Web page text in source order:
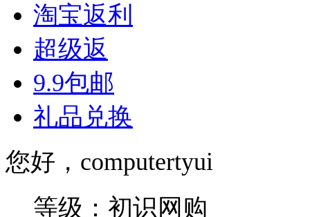
淘宝返利
超级返
9.9包邮
礼品兑换
您好，computertyui
等级：初识网购